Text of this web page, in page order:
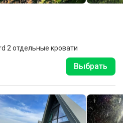
2 отдельные кровати
Выбрать